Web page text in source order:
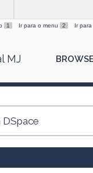
1 Ir para o menu 2 Ir
MJ